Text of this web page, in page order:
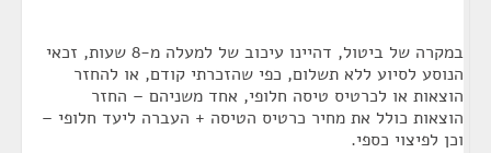
במקרה של ביטול, דהיינו עיכוב של למעלה מ-8 שעות, זכאי
הנוסע לסיוע ללא תשלום, כפי שהזכרתי קודם, או להחזר
הוצאות או לכרטיס טיסה חלופי, אחד משניהם – החזר
הוצאות כולל את מחיר כרטיס הטיסה + העברה ליעד חלופי –
וכן לפיצוי כספי.